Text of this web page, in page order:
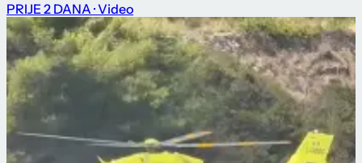
PRIJE 2 DANA · Video